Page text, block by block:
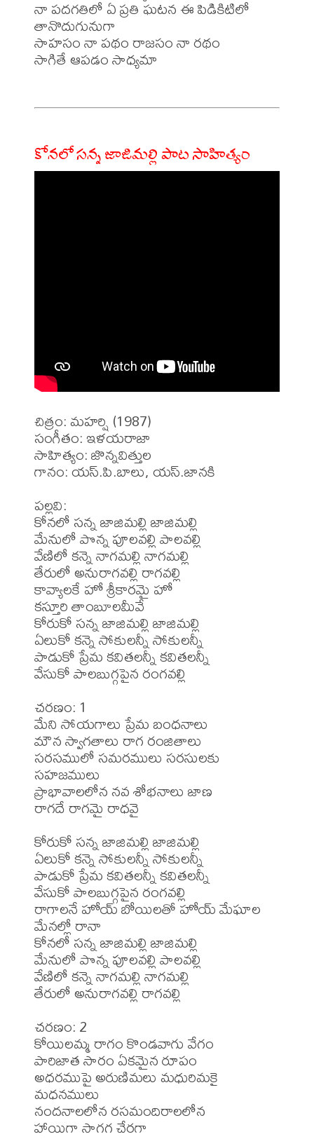
నా పదగతిలో ఏ ప్రతి ఘటన ఈ పిడికిటిలో
తానొదుగునుగా
సాహసం నా పథం రాజసం నా రథం
సాగితే ఆపడం సాధ్యమా
కోనలో సన్న జాజిమల్లి పాట సాహిత్యం
చిత్రం: మహర్షి (1987)
సంగీతం: ఇళయరాజా
సాహిత్యం: జొన్నవిత్తుల
గానం: యస్.పి.బాలు, యస్.జానకి
పల్లవి:
కోనలో సన్న జాజిమల్లి జాజిమల్లి
మేనులో పొన్న పూలవల్లి పాలవల్లి
వేణిలో కన్నె నాగమల్లి నాగమల్లి
తేరులో అనురాగవల్లి రాగవల్లి
కావ్యాలకే హో శ్రీకారమై హో
కస్తూరి తాంబూలమీవే
కోరుకో సన్న జాజిమల్లి జాజిమల్లి
ఏలుకో కన్నె సోకులన్నీ సోకులన్నీ
పాడుకో ప్రేమ కవితలన్నీ కవితలన్నీ
వేసుకో పాలబుగ్గపైన రంగవల్లి
చరణం: 1
మేని సోయగాలు ప్రేమ బంధనాలు
మౌన స్వాగతాలు రాగ రంజితాలు
సరసములో సమరములు సరసులకు
సహజములు
ప్రాభావాలలోన నవ శోభనాలు జాణ
రాగదే రాగమై రాధవై
కోరుకో సన్న జాజిమల్లి జాజిమల్లి
ఏలుకో కన్నె సోకులన్నీ సోకులన్నీ
పాడుకో ప్రేమ కవితలన్నీ కవితలన్నీ
వేసుకో పాలబుగ్గపైన రంగవల్లి
రాగాలనే హోయ్ బోయిలతో హోయ్ మేఘాల
మేనల్లో రానా
కోనలో సన్న జాజిమల్లి జాజిమల్లి
మేనులో పొన్న పూలవల్లి పాలవల్లి
వేణిలో కన్నె నాగమల్లి నాగమల్లి
తేరులో అనురాగవల్లి రాగవల్లి
చరణం: 2
కోయిలమ్మ రాగం కొండవాగు వేగం
పారిజాత సారం ఏకమైన రూపం
అధరముపై అరుణిమలు మధురిమకై
మధనములు
నందనాలలోన రసమందిరాలలోన
హాయిగా సాగగ చేరగా